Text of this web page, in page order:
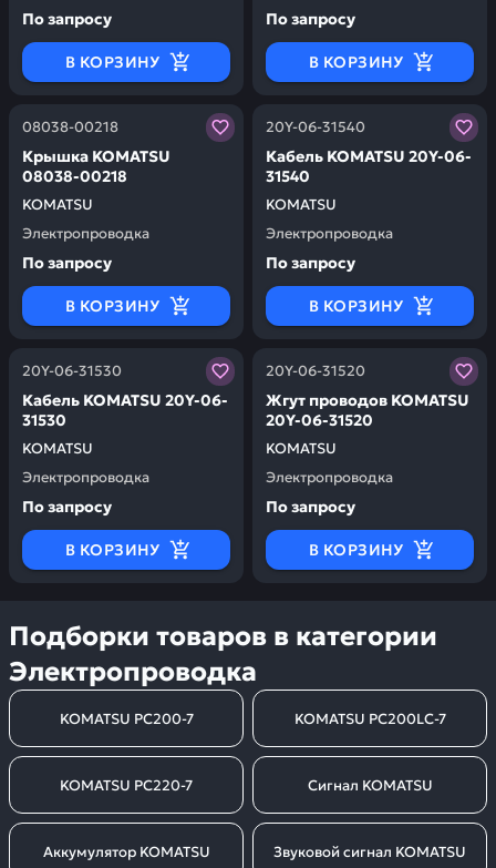
По запросу
В КОРЗИНУ
По запросу
В КОРЗИНУ
08038-00218
KOMATSU
Крышка KOMATSU
08038-00218
Электропроводка
Заказывая запчасти у нас, вы получаете гарантию
По запросу
В КОРЗИНУ
20Y-06-31540
KOMATSU
Кабель KOMATSU 20Y-06-
31540
Электропроводка
Заказывая запчасти у
По запросу
В КОРЗИНУ
20Y-06-31530
KOMATSU
Кабель KOMATSU 20Y-06-
31530
Электропроводка
Заказывая запчасти у нас, вы получаете гарантию
По запросу
В КОРЗИНУ
20Y-06-31520
KOMATSU
Жгут проводов KOMATSU
20Y-06-31520
Электропроводка
Заказывая запчасти у
По запросу
В КОРЗИНУ
Подборки товаров в категории
Электропроводка
KOMATSU PC200-7 KOMATSU PC200LC-7
KOMATSU PC220-7 Сигнал KOMATSU
Аккумулятор KOMATSU Звуковой сигнал KOMATSU